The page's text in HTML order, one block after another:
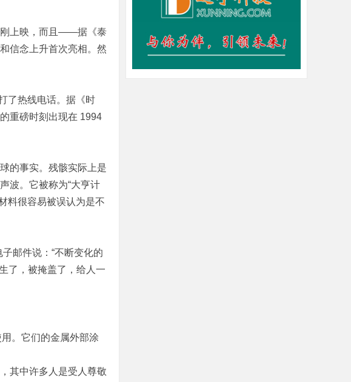
刚上映，而且——据《泰
信念上升首次亮相。然
了热线电话。据《时
重磅时刻出现在 1994
的事实。残骸实际上是
波。它被称为“大亨计
料很容易被误认为是不
邮件说：“不断变化的
了，被掩盖了，给人一
。它们的金属外部涂
其中许多人是受人尊敬